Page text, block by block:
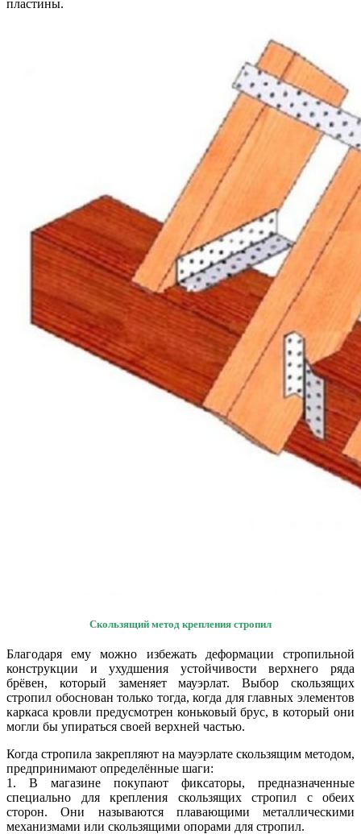
пластины.
Скользящий метод крепления стропил
Благодаря ему можно избежать деформации стропильной
конструкции и ухудшения устойчивости верхнего ряда
брёвен, который заменяет мауэрлат. Выбор скользящих
стропил обоснован только тогда, когда для главных элементов
каркаса кровли предусмотрен коньковый брус, в который они
могли бы упираться своей верхней частью.
Когда стропила закрепляют на мауэрлате скользящим методом,
предпринимают определённые шаги:
1. В магазине покупают фиксаторы, предназначенные
специально для крепления скользящих стропил с обеих
сторон. Они называются плавающими металлическими
механизмами или скользящими опорами для стропил.